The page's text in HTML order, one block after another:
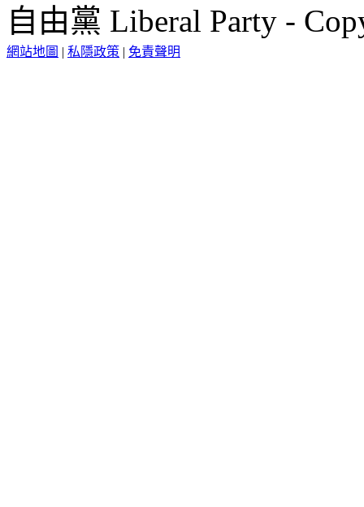
自由黨 Liberal Party -
網站地圖 | 私隱政策 | 免責聲明